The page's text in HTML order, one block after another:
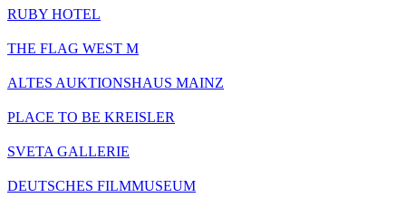
RUBY HOTEL
THE FLAG WEST M
ALTES AUKTIONSHAUS MAINZ
PLACE TO BE KREISLER
SVETA GALLERIE
DEUTSCHES FILMMUSEUM